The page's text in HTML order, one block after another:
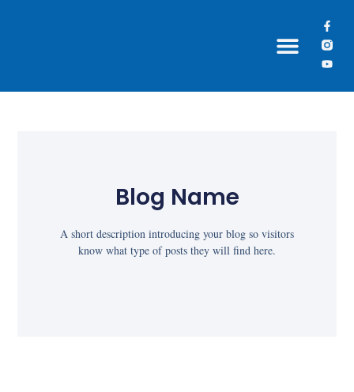
Blog Name
A short description introducing your blog so visitors
know what type of posts they will find here.